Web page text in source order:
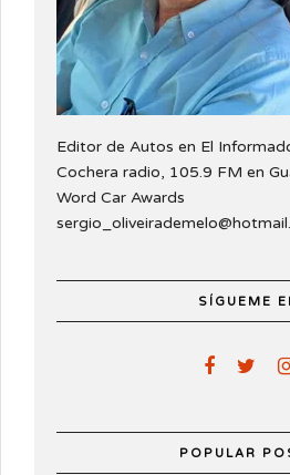
Editor de Autos en El
Cochera radio, 105.9 FM en
Word Car Awards
SÍGUEME
POPULAR